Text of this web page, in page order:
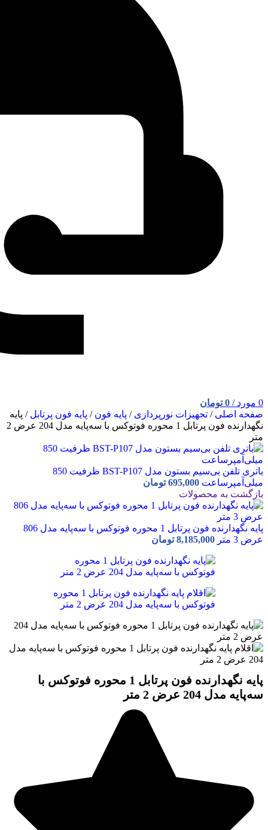
0 مورد /
0 تومان
صفحه اصلی / تجهیزات نورپردازی / پایه فون / پایه فون پرتابل / پایه
نگهدارنده فون پرتابل 1 محوره فوتوکس با سه‌پایه مدل 204 عرض 2
متر
باتری تلفن بی‌سیم بستون مدل BST-P107 ظرفیت 850
میلی‌آمپرساعت 695,000 تومان
بازگشت به محصولات
پایه نگهدارنده فون پرتابل 1 محوره فوتوکس با سه‌پایه مدل 806
عرض 3 متر
8,185,000 تومان
پایه نگهدارنده فون پرتابل 1 محوره فوتوکس با
سه‌پایه مدل 204 عرض 2 متر